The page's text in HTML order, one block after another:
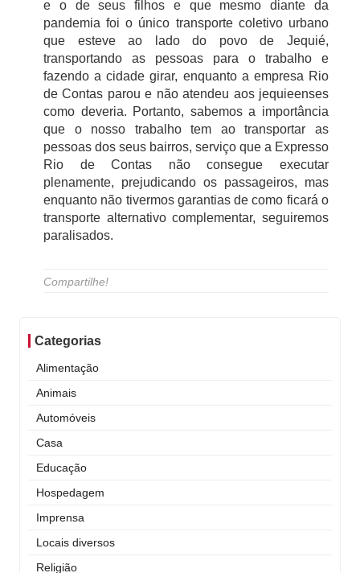
e o de seus filhos e que mesmo diante da
pandemia foi o único transporte coletivo urbano
que esteve ao lado do povo de Jequié,
transportando as pessoas para o trabalho e
fazendo a cidade girar, enquanto a empresa Rio
de Contas parou e não atendeu aos jequieenses
como deveria. Portanto, sabemos a importância
que o nosso trabalho tem ao transportar as
pessoas dos seus bairros, serviço que a Expresso
Rio de Contas não consegue executar
plenamente, prejudicando os passageiros, mas
enquanto não tivermos garantias de como ficará o
transporte alternativo complementar, seguiremos
paralisados.
Compartilhe!
Categorias
Alimentação
Animais
Automóveis
Casa
Educação
Hospedagem
Imprensa
Locais diversos
Religião